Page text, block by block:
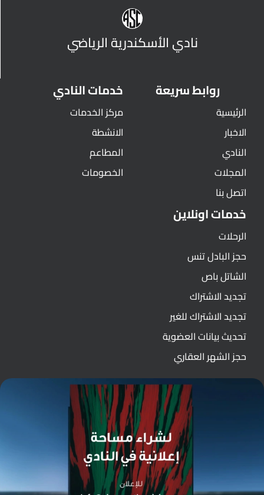
نادي الأسكندرية الرياضي
روابط سريعة
الرئيسية
الاخبار
النادي
المجلات
اتصل بنا
خدمات النادي
مركز الخدمات
الانشطة
المطاعم
الخصومات
خدمات اونلاين
الرحلات
حجز البادل تنس
الشاتل باص
تجديد الاشتراك
تجديد الاشتراك للغير
تحديث بيانات العضوية
حجز الشهر العقاري